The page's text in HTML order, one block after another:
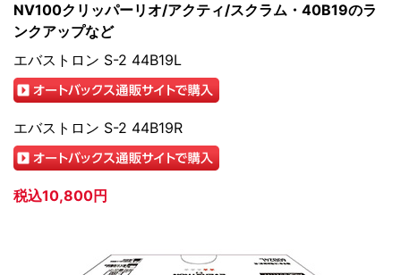
NV100クリッパーリオ/アクティ/スクラム・40B19のラ
ンクアップなど
エバストロン S-2 44B19L
エバストロン S-2 44B19R
税込10,800円